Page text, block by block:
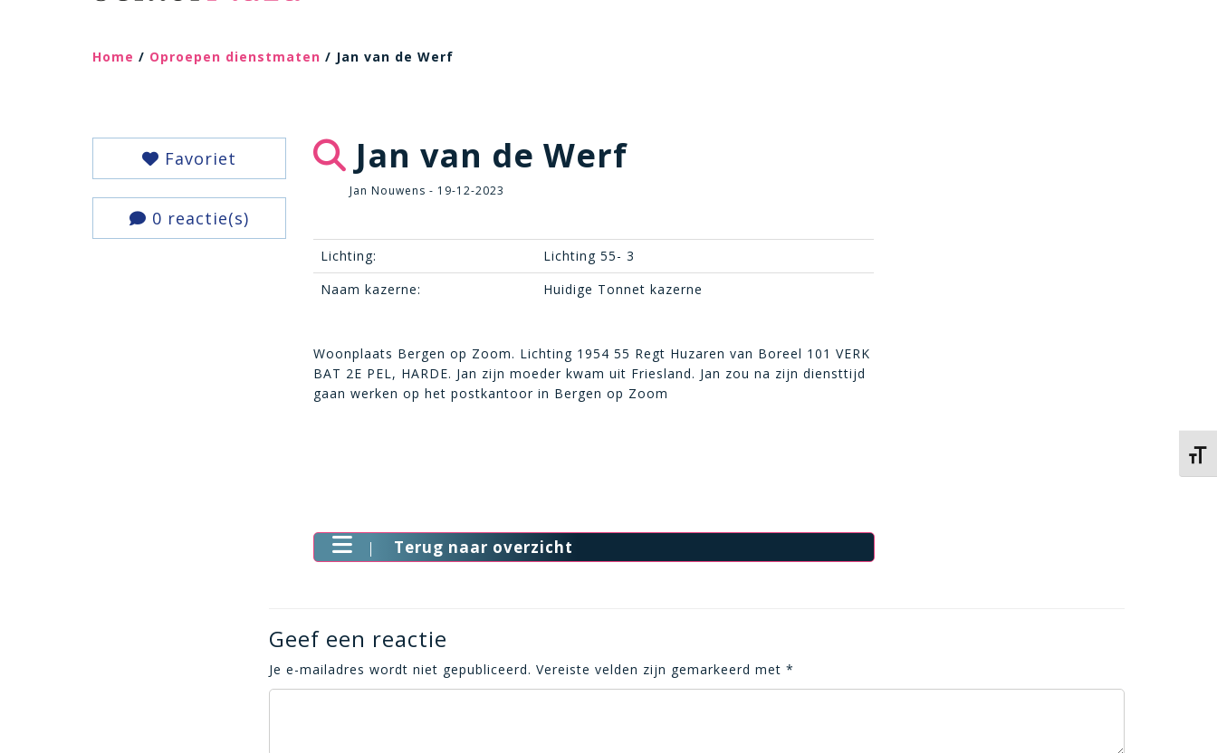
Home / Oproepen dienstmaten / Jan van de Werf
Favoriet
0 reactie(s)
Jan van de Werf
Jan Nouwens - 19-12-2023
Lichting:
Lichting 55- 3
Naam kazerne:
Huidige Tonnet kazerne
Woonplaats Bergen op Zoom. Lichting 1954 55 Regt Huzaren van Boreel 101 VERK
BAT 2E PEL, HARDE. Jan zijn moeder kwam uit Friesland. Jan zou na zijn diensttijd
gaan werken op het postkantoor in Bergen op Zoom
Terug naar overzicht
Geef een reactie
Je e-mailadres wordt niet gepubliceerd. Vereiste velden zijn gemarkeerd met *